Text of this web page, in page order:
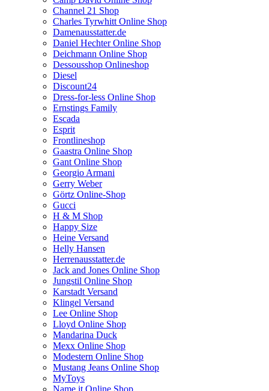
Channel 21 Shop
Charles Tyrwhitt Online Shop
Damenausstatter.de
Daniel Hechter Online Shop
Deichmann Online Shop
Dessousshop Onlineshop
Diesel
Discount24
Dress-for-less Online Shop
Ernstings Family
Escada
Esprit
Frontlineshop
Gaastra Online Shop
Gant Online Shop
Georgio Armani
Gerry Weber
Görtz Online-Shop
Gucci
H & M Shop
Happy Size
Heine Versand
Helly Hansen
Herrenausstatter.de
Jack and Jones Online Shop
Jungstil Online Shop
Karstadt Versand
Klingel Versand
Lee Online Shop
Lloyd Online Shop
Mandarina Duck
Mexx Online Shop
Modestern Online Shop
Mustang Jeans Online Shop
MyToys